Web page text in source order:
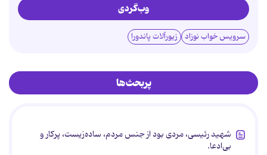
وب‌گردی
سرویس خواب نوزاد زیورآلات پاندورا
پربحث‌ها
شهید رئیسی، مردی بود از جنس مردم، ساده‌زیست، پرکار و
بی‌ادعا.